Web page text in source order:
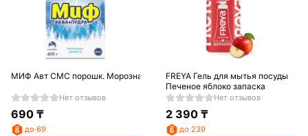
МИФ Авт СМС порошк. Морозная свежесть 400г
Нет отзывов
690₸
до 69
FREYA Гель для мытья посуды
Печеное яблоко запаска
Нет отзывов
2 390 ₸
до 239